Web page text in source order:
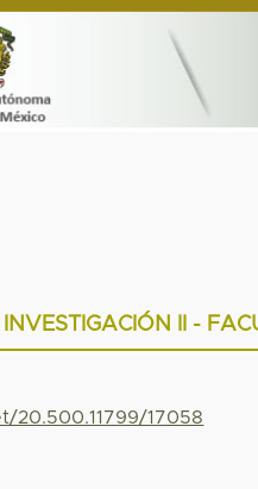
INVESTIGACIÓN II -
20.500.11799/17058